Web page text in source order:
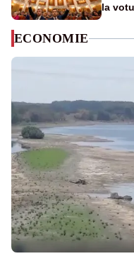
la
ECONOMIE